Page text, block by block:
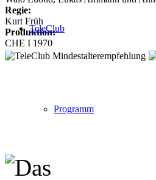
TeleClub
Programm
Regie:
Kurt Früh
Produktion:
CHE I 1970